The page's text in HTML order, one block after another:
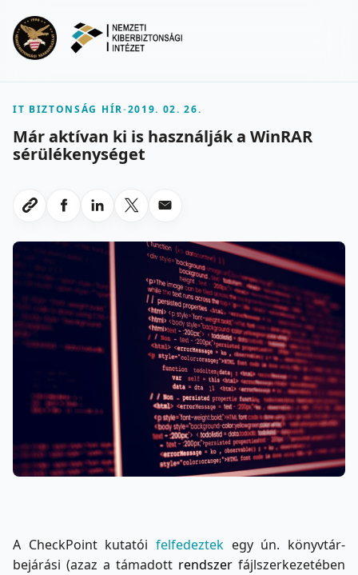
IT BIZTONSÁG HÍR-2019. 02. 26.
Már aktívan ki is használják a WinRAR
sérülékenységet
Link masolasa
Megosztas Facebookon
Megosztas LinkedInen
Megosztas X-en
Megosztas emailben
A CheckPoint kutatói felfedeztek egy ún. könyvtár-
bejárási (azaz a támadott rendszer fájlszerkezetében